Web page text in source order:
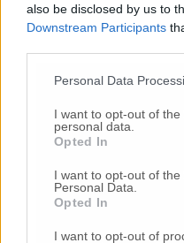
also be disclosed by us to
Downstream Participants
Personal Data
I want to opt-out of
personal data.
Opted In
I want to opt-out of the
Personal Data.
Opted In
I want to opt-out of
Commenti
Commenta